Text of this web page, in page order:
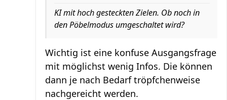
KI mit hoch gesteckten Zielen. Ob noch in
den Pöbelmodus umgeschaltet wird?
Wichtig ist eine konfuse Ausgangsfrage
mit möglichst wenig Infos. Die können
dann je nach Bedarf tröpfchenweise
nachgereicht werden.